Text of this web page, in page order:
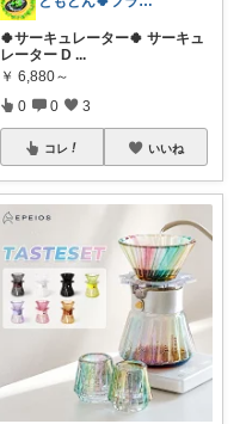
🍀サーキュレーター🍀 サーキュ
レーター D ...
￥ 6,880～
0 0 3
コレ いいね